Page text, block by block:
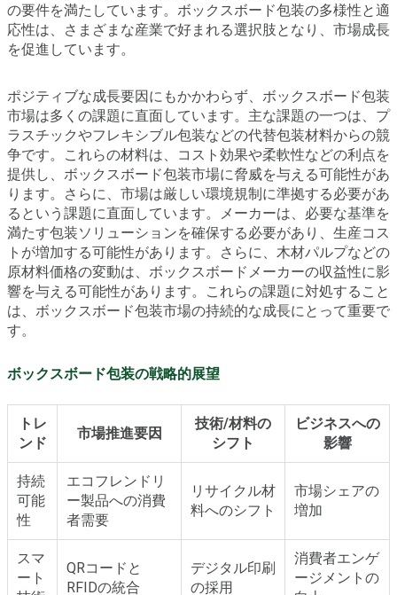
の要件を満たしています。ボックスボード包装の多様性と適
応性は、さまざまな産業で好まれる選択肢となり、市場成長
を促進しています。
ポジティブな成長要因にもかかわらず、ボックスボード包装
市場は多くの課題に直面しています。主な課題の一つは、プ
ラスチックやフレキシブル包装などの代替包装材料からの競
争です。これらの材料は、コスト効果や柔軟性などの利点を
提供し、ボックスボード包装市場に脅威を与える可能性があ
ります。さらに、市場は厳しい環境規制に準拠する必要があ
るという課題に直面しています。メーカーは、必要な基準を
満たす包装ソリューションを確保する必要があり、生産コス
トが増加する可能性があります。さらに、木材パルプなどの
原材料価格の変動は、ボックスボードメーカーの収益性に影
響を与える可能性があります。これらの課題に対処すること
は、ボックスボード包装市場の持続的な成長にとって重要で
す。
ボックスボード包装の戦略的展望
トレ
ンド
市場推進要因
技術/材料の
シフト
ビジネスへの
影響
持続
可能
性
エコフレンドリ
ー製品への消費
者需要
リサイクル材
料へのシフト
市場シェアの
増加
スマ
ート
QRコードと
RFIDの統合
デジタル印刷
の採用
消費者エンゲ
ージメントの